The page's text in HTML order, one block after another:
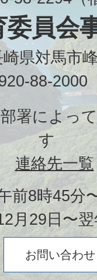
員会
県対馬市
88-2000
署によっ
す
連絡先一覧
前8時45分
月29日〜
お問い合わせ